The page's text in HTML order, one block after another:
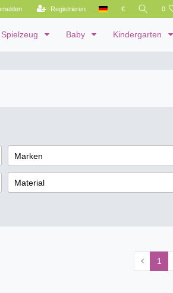
Registrieren € 0
Spielzeug Baby Kindergarten
Marken
Eduplay
Weplay
Material
1